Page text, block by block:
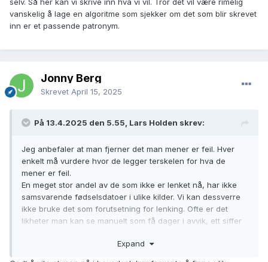
vanskelig å lage en algoritme som sjekker om det som blir skrevet
inn er et passende patronym.
Jonny Berg
Skrevet April 15, 2025
På 13.4.2025 den 5.55, Lars Holden skrev:
Jeg anbefaler at man fjerner det man mener er feil. Hver
enkelt må vurdere hvor de legger terskelen for hva de
mener er feil.
En meget stor andel av de som ikke er lenket nå, har ikke
samsvarende fødselsdatoer i ulike kilder. Vi kan dessverre
ikke bruke det som forutsetning for lenking. Ofte er det
likheter man kan se manuelt som få dager i avvik, ett siffer
Expand